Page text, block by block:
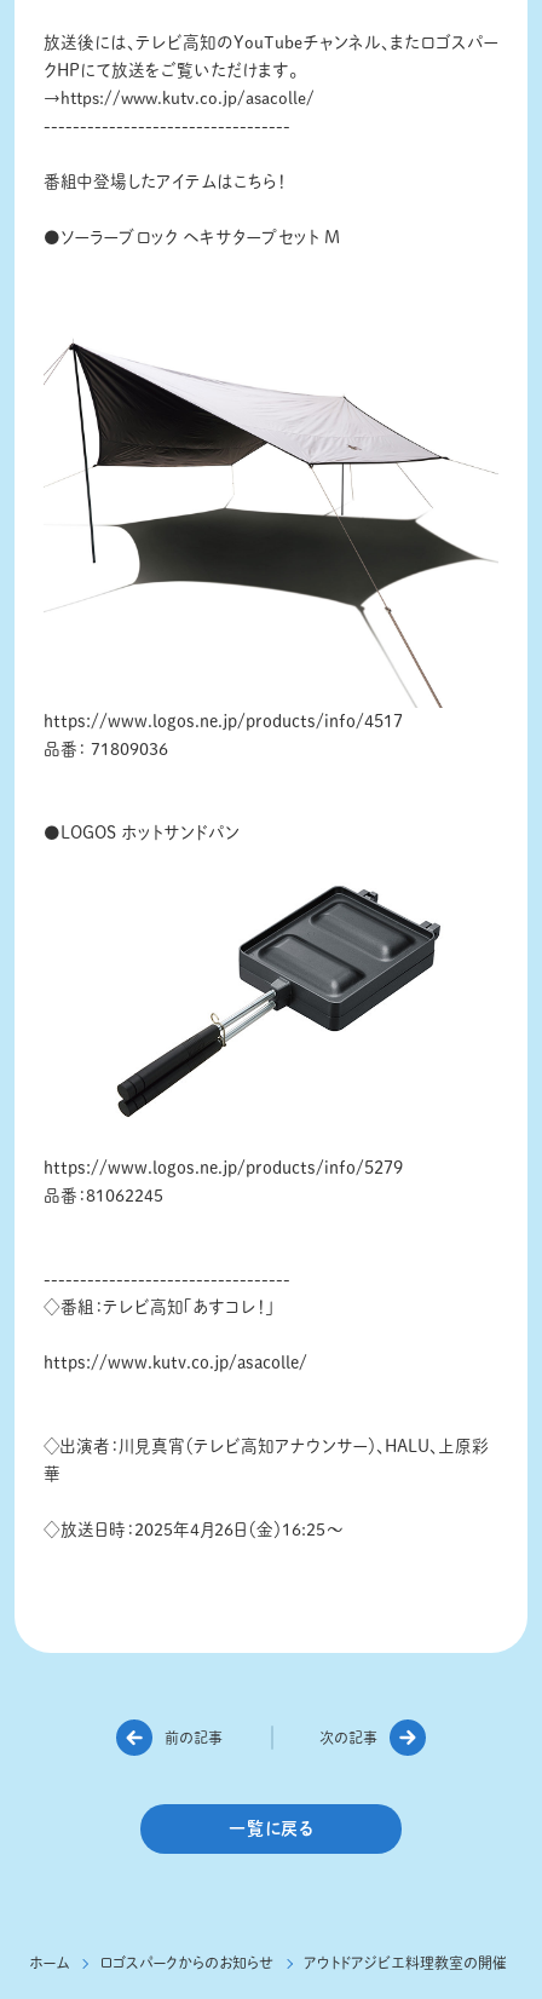
放送後には、テレビ高知のYouTubeチャンネル、またロゴスパー
クHPにて放送をご覧いただけます。
→ https://www.kutv.co.jp/asacolle/
----------------------------------
番組中登場したアイテムはこちら！
●ソーラーブロック ヘキサタープセット M
https://www.logos.ne.jp/products/info/4517
品番： 71809036
●LOGOS ホットサンドパン
https://www.logos.ne.jp/products/info/5279
品番：81062245
----------------------------------
◇番組：テレビ高知「あすコレ！」
https://www.kutv.co.jp/asacolle/
◇出演者：川見真宵（テレビ高知アナウンサー）、HALU、上原彩
華
◇放送日時：2025年4月26日（金）16:25〜
前の記事 次の記事
一覧に戻る
ホーム ロゴスパークからのお知らせ アウトドアジビエ料理教室の開催